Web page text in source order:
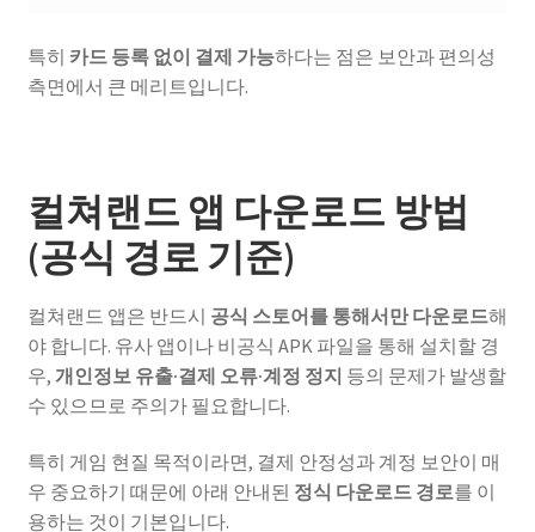
특히 카드 등록 없이 결제 가능하다는 점은 보안과 편의성
측면에서 큰 메리트입니다.
컬쳐랜드 앱 다운로드 방법
(공식 경로 기준)
컬쳐랜드 앱은 반드시 공식 스토어를 통해서만 다운로드해
야 합니다. 유사 앱이나 비공식 APK 파일을 통해 설치할 경
우, 개인정보 유출·결제 오류·계정 정지 등의 문제가 발생할
수 있으므로 주의가 필요합니다.
특히 게임 현질 목적이라면, 결제 안정성과 계정 보안이 매
우 중요하기 때문에 아래 안내된 정식 다운로드 경로를 이
용하는 것이 기본입니다.